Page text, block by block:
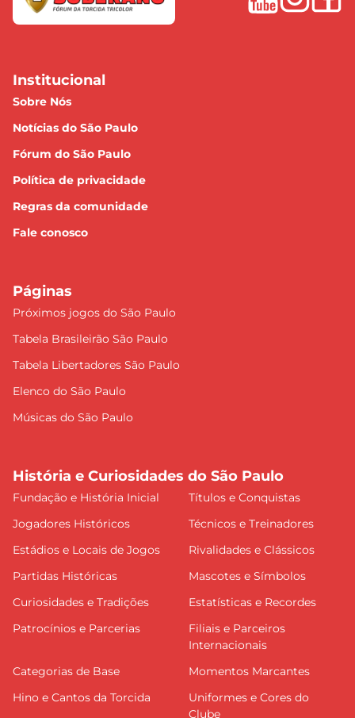
Institucional
Sobre Nós
Notícias do São Paulo
Fórum do São Paulo
Política de privacidade
Regras da comunidade
Fale conosco
Páginas
Próximos jogos do São Paulo
Tabela Brasileirão São Paulo
Tabela Libertadores São Paulo
Elenco do São Paulo
Músicas do São Paulo
História e Curiosidades do São Paulo
Fundação e História Inicial
Títulos e Conquistas
Jogadores Históricos
Técnicos e Treinadores
Estádios e Locais de Jogos
Rivalidades e Clássicos
Partidas Históricas
Mascotes e Símbolos
Curiosidades e Tradições
Estatísticas e Recordes
Patrocínios e Parcerias
Filiais e Parceiros
Internacionais
Categorias de Base
Momentos Marcantes
Hino e Cantos da Torcida
Uniformes e Cores do
Clube